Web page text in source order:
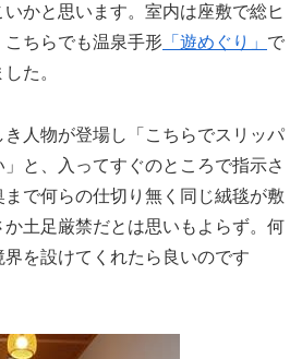
かと思います。室内は座敷で総ヒ
ちらでも温泉手形 「遊めぐり」 で
た。
人物が登場し「こちらでスリッパ
と、入ってすぐのところで指示さ
で何らの仕切り無く同じ絨毯が敷
土足厳禁だとは思いもよらず。何
を設けてくれたら良いのです